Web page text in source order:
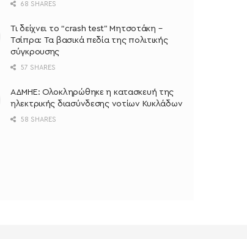
68 SHARES
Τι δείχνει το “crash test” Μητσοτάκη –
Τσίπρα: Τα βασικά πεδία της πολιτικής
σύγκρουσης
57 SHARES
ΑΔΜΗΕ: Ολοκληρώθηκε η κατασκευή της
ηλεκτρικής διασύνδεσης νοτίων Κυκλάδων
58 SHARES